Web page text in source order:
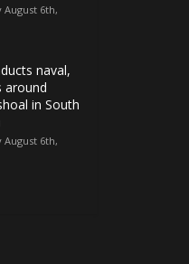
August 6th,
naval,
around
in South
August 6th,
Control